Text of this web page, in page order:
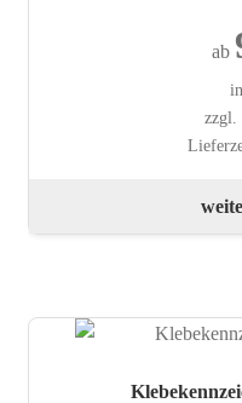
ab
zzgl.